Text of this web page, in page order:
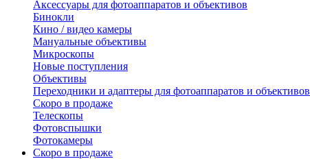
Аксессуары для фотоаппаратов и объективов
Бинокли
Кино / видео камеры
Мануальные объективы
Микроскопы
Новые поступления
Объективы
Переходники и адаптеры для фотоаппаратов и объективов
Скоро в продаже
Телескопы
Фотовспышки
Фотокамеры
Скоро в продаже